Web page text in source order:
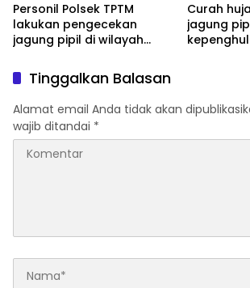
Personil Polsek TPTM
lakukan pengecekan
jagung pipil di wilayah
Curah
jagung
kepenghuluan
cepat
meninjau
Tinggalkan Balasan
Alamat email Anda tidak akan
wajib ditandai *